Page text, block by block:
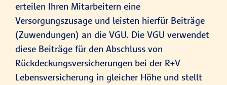
erteilen Ihren Mitarbeitern eine
Versorgungszusage und leisten hierfür Beiträge
(Zuwendungen) an die VGU. Die VGU verwendet
diese Beiträge für den Abschluss von
Rückdeckungsversicherungen bei der R+V
Lebensversicherung in gleicher Höhe und stellt